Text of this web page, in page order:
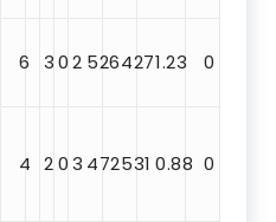
6 302 5264271.23 0
4 203 472531 0.88 0